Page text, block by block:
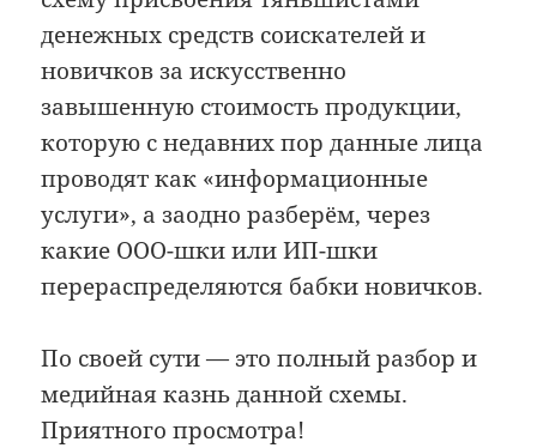
денежных средств соискателей и
новичков за искусственно
завышенную стоимость продукции,
которую с недавних пор данные лица
проводят как «информационные
услуги», а заодно разберём, через
какие ООО-шки или ИП-шки
перераспределяются бабки новичков.
По своей сути — это полный разбор и
медийная казнь данной схемы.
Приятного просмотра!